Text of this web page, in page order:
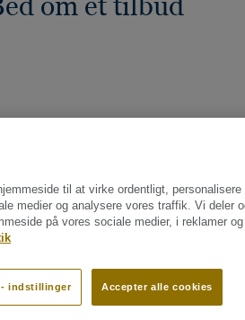
Navn
til at virke ordentligt, personalisere
medier og analysere vores traffik. Vi deler
på vores sociale medier, i reklamer
Accepter alle cookies
- indstillinger